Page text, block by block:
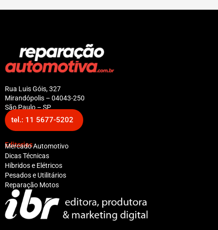
Rua Luis Góis, 327
Mirandópolis – 04043-250
São Paulo – SP
tel.: 11 5677-5202
Editorias
Mercado Automotivo
Dicas Técnicas
Híbridos e Elétricos
Pesados e Utilitários
Reparação Motos